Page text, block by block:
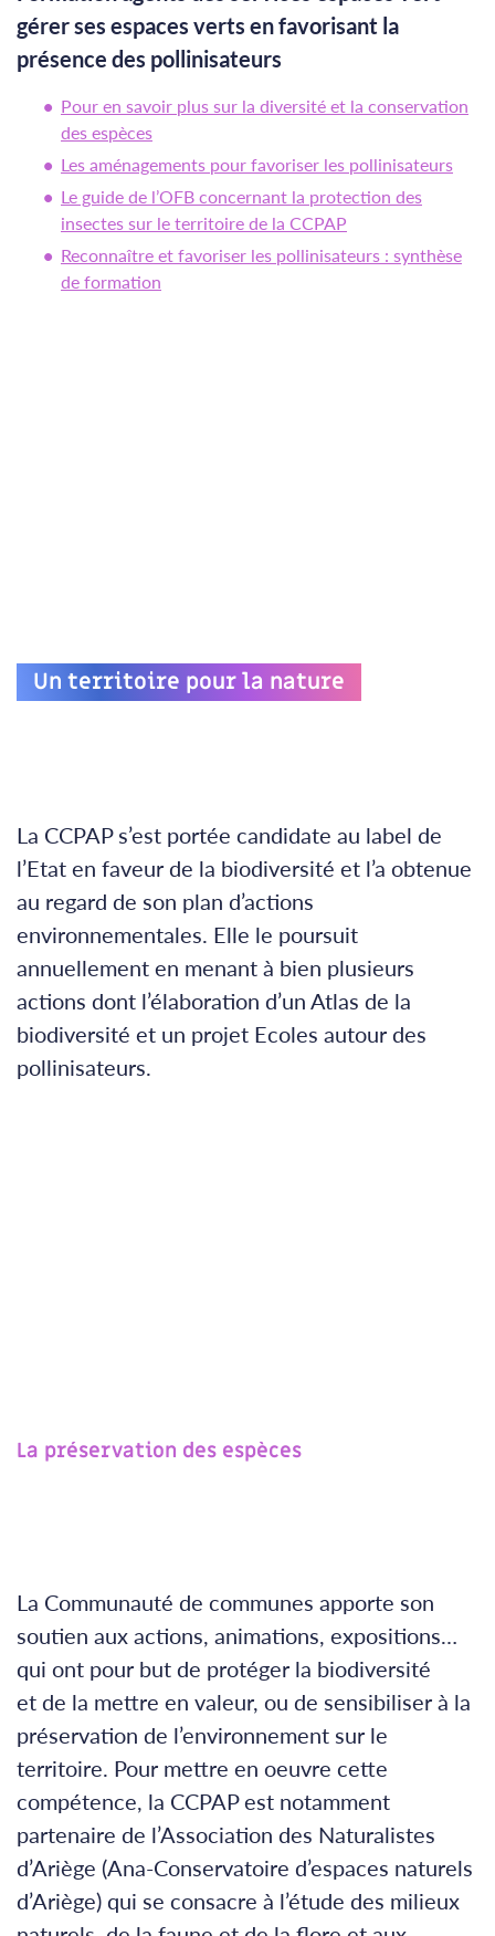
gérer ses espaces verts en favorisant la
présence des pollinisateurs
Pour en savoir plus sur la diversité et la conservation
des espèces
Les aménagements pour favoriser les pollinisateurs
Le guide de l’OFB concernant la protection des
insectes sur le territoire de la CCPAP
Reconnaître et favoriser les pollinisateurs : synthèse
de formation
Un territoire pour la nature
La CCPAP s’est portée candidate au label de
l’Etat en faveur de la biodiversité et l’a obtenue
au regard de son plan d’actions
environnementales. Elle le poursuit
annuellement en menant à bien plusieurs
actions dont l’élaboration d’un Atlas de la
biodiversité et un projet Ecoles autour des
pollinisateurs.
La préservation des espèces
La Communauté de communes apporte son
soutien aux actions, animations, expositions…
qui ont pour but de protéger la biodiversité
et de la mettre en valeur, ou de sensibiliser à la
préservation de l’environnement sur le
territoire. Pour mettre en oeuvre cette
compétence, la CCPAP est notamment
partenaire de l’Association des Naturalistes
d’Ariège (Ana-Conservatoire d’espaces naturels
d’Ariège) qui se consacre à l’étude des milieux